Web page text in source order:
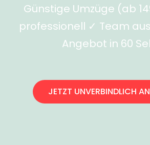
Günstige Umzüge (ab
professionell ✓ Team
Angebot in 60
JETZT UNVERBINDLICH